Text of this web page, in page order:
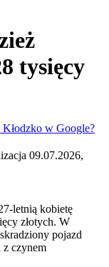
tysięcy
w Google?
09.07.2026,
letnią kobietę
złotych. W
pojazd
z czynem